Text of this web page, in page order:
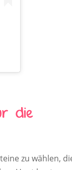
die
zu wählen,